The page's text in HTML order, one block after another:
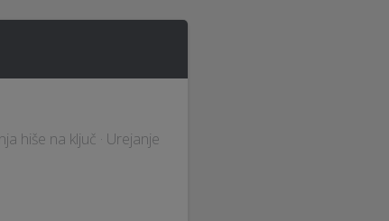
hiše na ključ · Urejanje